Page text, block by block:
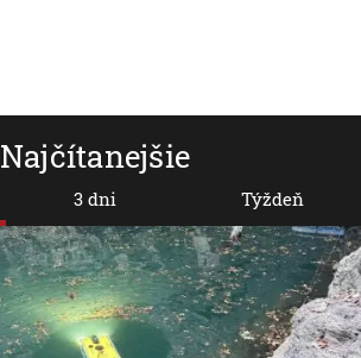
Najčítanejšie
3 dni Týždeň